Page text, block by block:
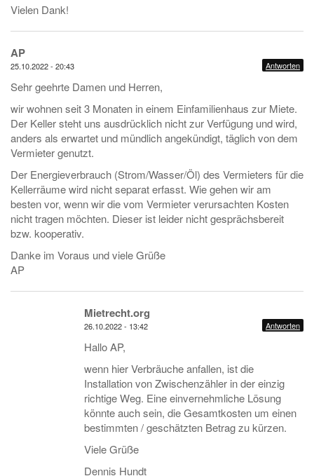
Vielen Dank!
AP
25.10.2022 - 20:43 Antworten
Sehr geehrte Damen und Herren,
wir wohnen seit 3 Monaten in einem Einfamilienhaus zur Miete.
Der Keller steht uns ausdrücklich nicht zur Verfügung und wird,
anders als erwartet und mündlich angekündigt, täglich von dem
Vermieter genutzt.
Der Energieverbrauch (Strom/Wasser/Öl) des Vermieters für die
Kellerräume wird nicht separat erfasst. Wie gehen wir am
besten vor, wenn wir die vom Vermieter verursachten Kosten
nicht tragen möchten. Dieser ist leider nicht gesprächsbereit
bzw. kooperativ.
Danke im Voraus und viele Grüße
AP
Mietrecht.org
26.10.2022 - 13:42 Antworten
Hallo AP,
wenn hier Verbräuche anfallen, ist die
Installation von Zwischenzähler in der einzig
richtige Weg. Eine einvernehmliche Lösung
könnte auch sein, die Gesamtkosten um einen
bestimmten / geschätzten Betrag zu kürzen.
Viele Grüße
Dennis Hundt